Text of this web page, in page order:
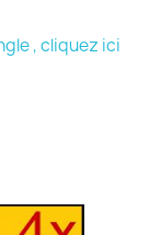
, cliquez ici